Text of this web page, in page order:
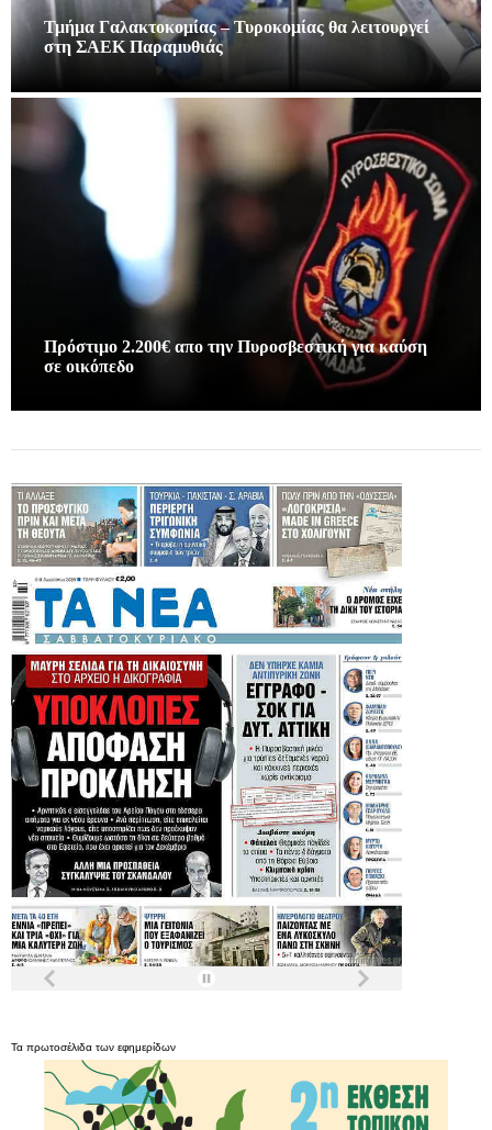
Τμήμα Γαλακτοκομίας – Τυροκομίας θα λειτουργεί
στη ΣΑΕΚ Παραμυθιάς
Πρόστιμο 2.200€ απο την Πυροσβεστική για καύση
σε οικόπεδο
Τα πρωτοσέλιδα των εφημερίδων